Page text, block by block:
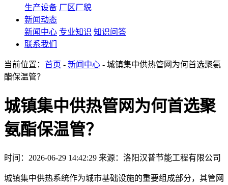
生产设备 厂区厂貌
新闻动态
新闻中心 专业知识 知识问答
联系我们
当前位置： 首页 - 新闻中心 - 城镇集中供热管网为何首选聚氨
酯保温管？
城镇集中供热管网为何首选聚
氨酯保温管？
时间：2026-06-29 14:42:29 来源：洛阳汉普节能工程有限公司
城镇集中供热系统作为城市基础设施的重要组成部分，其管网